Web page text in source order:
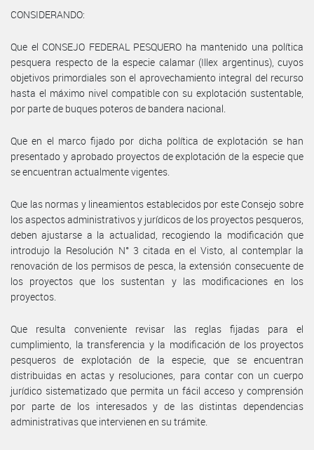
CONSIDERANDO:
Que el CONSEJO FEDERAL PESQUERO ha mantenido una política
pesquera respecto de la especie calamar (Illex argentinus), cuyos
objetivos primordiales son el aprovechamiento integral del recurso
hasta el máximo nivel compatible con su explotación sustentable,
por parte de buques poteros de bandera nacional.
Que en el marco fijado por dicha política de explotación se han
presentado y aprobado proyectos de explotación de la especie que
se encuentran actualmente vigentes.
Que las normas y lineamientos establecidos por este Consejo sobre
los aspectos administrativos y jurídicos de los proyectos pesqueros,
deben ajustarse a la actualidad, recogiendo la modificación que
introdujo la Resolución N° 3 citada en el Visto, al contemplar la
renovación de los permisos de pesca, la extensión consecuente de
los proyectos que los sustentan y las modificaciones en los
proyectos.
Que resulta conveniente revisar las reglas fijadas para el
cumplimiento, la transferencia y la modificación de los proyectos
pesqueros de explotación de la especie, que se encuentran
distribuidas en actas y resoluciones, para contar con un cuerpo
jurídico sistematizado que permita un fácil acceso y comprensión
por parte de los interesados y de las distintas dependencias
administrativas que intervienen en su trámite.